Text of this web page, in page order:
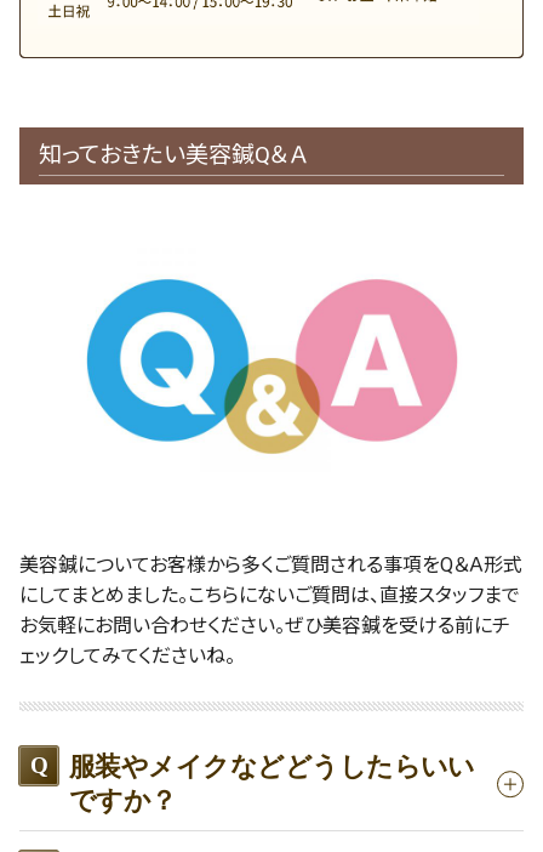
知っておきたい美容鍼Q＆Ａ
美容鍼についてお客様から多くご質問される事項をQ＆Ａ形式
にしてまとめました。こちらにないご質問は、直接スタッフまで
お気軽にお問い合わせください。ぜひ美容鍼を受ける前にチ
ェックしてみてくださいね。
服装やメイクなどどうしたらいい
ですか？